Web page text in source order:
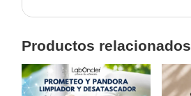
Productos relacionados